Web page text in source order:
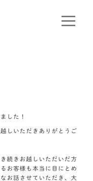
した！
しいただきありがとうご
続きお越しいただいだ方
お客様も本当に目にとめ
お話させていただき、大